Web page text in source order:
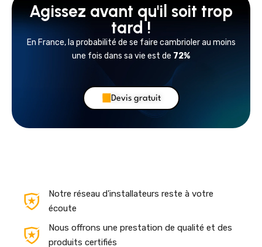
Agissez avant qu'il soit trop
tard !
En France, la probabilité de se faire cambrioler au moins
une fois dans sa vie est de 72%
Devis gratuit
Notre réseau d'installateurs reste à votre
écoute
Nous offrons une prestation de qualité et des
produits certifiés